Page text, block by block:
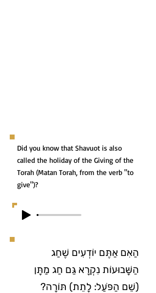
Did you know that Shavuot is also
called the holiday of the Giving of the
Torah (Matan Torah, from the verb "to
give")?
הַאִם אַתֶּם יוֹדְעִים שֶׁחַג
הַשָּׁבוּעוֹת נִקְרָא גַּם חַג מַתָּן
(שֵׁם הַפֹּעַל: לָתֵת) תּוֹרָה?